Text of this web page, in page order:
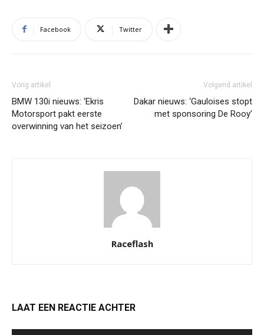
Facebook Twitter
Vorig artikel
BMW 130i nieuws: ‘Ekris
Motorsport pakt eerste
overwinning van het seizoen’
Volgend artikel
Dakar nieuws: ‘Gauloises stopt
met sponsoring De Rooy’
Raceflash
LAAT EEN REACTIE ACHTER